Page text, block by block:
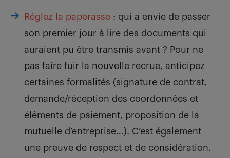
Réglez la paperasse : qui a envie de passer
son premier jour à lire des documents qui
auraient pu être transmis avant ? Pour ne
pas faire fuir la nouvelle recrue, anticipez
certaines formalités (signature de contrat,
demande/réception des coordonnées et
éléments de paiement, proposition de la
mutuelle d’entreprise…). C’est également
une preuve de respect et de considération.